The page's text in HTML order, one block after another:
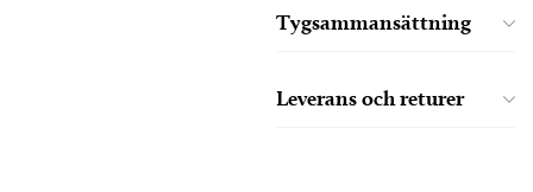
Tygsammansättning
Leverans och returer